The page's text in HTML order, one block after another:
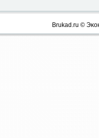
Brukad.ru ©